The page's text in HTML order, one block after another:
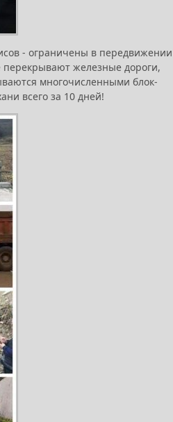
- ограничены в передвижении
железные дороги,
многочисленными блок-
всего за 10 дней!